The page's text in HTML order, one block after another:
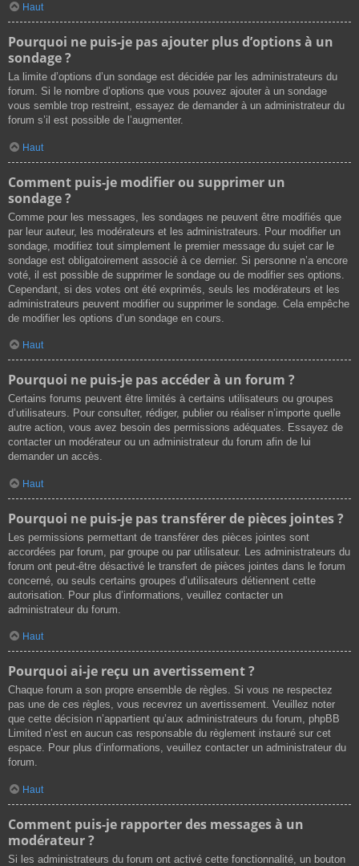
Haut
Pourquoi ne puis-je pas ajouter plus d’options à un
sondage ?
La limite d’options d’un sondage est décidée par les administrateurs du
forum. Si le nombre d’options que vous pouvez ajouter à un sondage
vous semble trop restreint, essayez de demander à un administrateur du
forum s’il est possible de l’augmenter.
Haut
Comment puis-je modifier ou supprimer un
sondage ?
Comme pour les messages, les sondages ne peuvent être modifiés que
par leur auteur, les modérateurs et les administrateurs. Pour modifier un
sondage, modifiez tout simplement le premier message du sujet car le
sondage est obligatoirement associé à ce dernier. Si personne n’a encore
voté, il est possible de supprimer le sondage ou de modifier ses options.
Cependant, si des votes ont été exprimés, seuls les modérateurs et les
administrateurs peuvent modifier ou supprimer le sondage. Cela empêche
de modifier les options d’un sondage en cours.
Haut
Pourquoi ne puis-je pas accéder à un forum ?
Certains forums peuvent être limités à certains utilisateurs ou groupes
d’utilisateurs. Pour consulter, rédiger, publier ou réaliser n’importe quelle
autre action, vous avez besoin des permissions adéquates. Essayez de
contacter un modérateur ou un administrateur du forum afin de lui
demander un accès.
Haut
Pourquoi ne puis-je pas transférer de pièces jointes ?
Les permissions permettant de transférer des pièces jointes sont
accordées par forum, par groupe ou par utilisateur. Les administrateurs du
forum ont peut-être désactivé le transfert de pièces jointes dans le forum
concerné, ou seuls certains groupes d’utilisateurs détiennent cette
autorisation. Pour plus d’informations, veuillez contacter un
administrateur du forum.
Haut
Pourquoi ai-je reçu un avertissement ?
Chaque forum a son propre ensemble de règles. Si vous ne respectez
pas une de ces règles, vous recevrez un avertissement. Veuillez noter
que cette décision n’appartient qu’aux administrateurs du forum, phpBB
Limited n’est en aucun cas responsable du règlement instauré sur cet
espace. Pour plus d’informations, veuillez contacter un administrateur du
forum.
Haut
Comment puis-je rapporter des messages à un
modérateur ?
Si les administrateurs du forum ont activé cette fonctionnalité, un bouton